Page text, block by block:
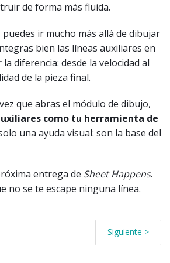
de forma más fluida.
puedes ir mucho más allá de dibujar
bien las líneas auxiliares en
diferencia: desde la velocidad al
de la pieza final.
que abras el módulo de dibujo,
como tu herramienta de
una ayuda visual: son la base del
entrega de Sheet Happens.
no se te escape ninguna línea.
Siguiente >